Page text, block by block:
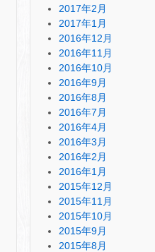
2017年2月
2017年1月
2016年12月
2016年11月
2016年10月
2016年9月
2016年8月
2016年7月
2016年4月
2016年3月
2016年2月
2016年1月
2015年12月
2015年11月
2015年10月
2015年9月
2015年8月